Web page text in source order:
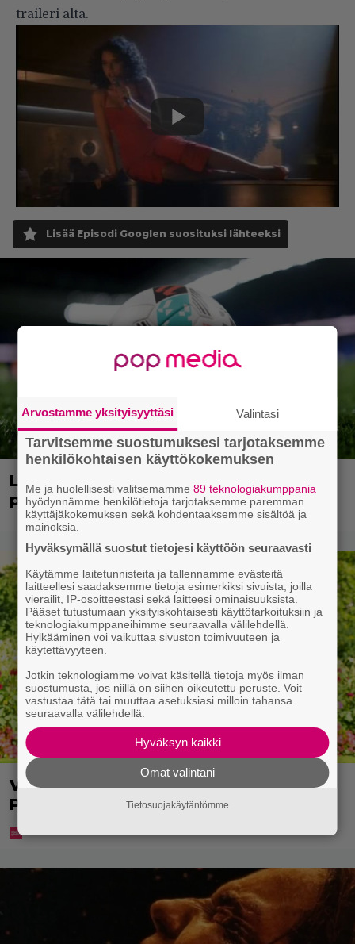
traileri alta.
Lisää Episodi Googlen suosituksi lähteeksi
LaLiga saapuu telkkariin – maailman
parasta futista joka perjantai
Vappu Pimiä julkaisi lomakuvia
Portugalista – ”Olet kaunis”
Arvostamme yksityisyyttäsi Valintasi
Tarvitsemme suostumuksesi tarjotaksemme
henkilökohtaisen käyttökokemuksen
Me ja huolellisesti valitsemamme89 teknologiakumppania
hyödynnämme henkilötietoja tarjotaksemme paremman
käyttäjäkokemuksen sekä kohdentaaksemme sisältöä ja
mainoksia.
Hyväksymällä suostut tietojesi käyttöön seuraavasti
Käytämme laitetunnisteita ja tallennamme evästeitä
laitteellesi saadaksemme tietoja esimerkiksi sivuista, joilla
vierailit, IP-osoitteestasi sekä laitteesi ominaisuuksista.
Pääset tutustumaan yksityiskohtaisesti käyttötarkoituksiin ja
teknologiakumppaneihimme seuraavalla välilehdellä.
Hylkääminen voi vaikuttaa sivuston toimivuuteen ja
käytettävyyteen.
Jotkin teknologiamme voivat käsitellä tietoja myös ilman
suostumusta, jos niillä on siihen oikeutettu peruste. Voit
vastustaa tätä tai muuttaa asetuksiasi milloin tahansa
seuraavalla välilehdellä.
Hyväksyn kaikki
Omat valintani
Tietosuojakäytäntömme